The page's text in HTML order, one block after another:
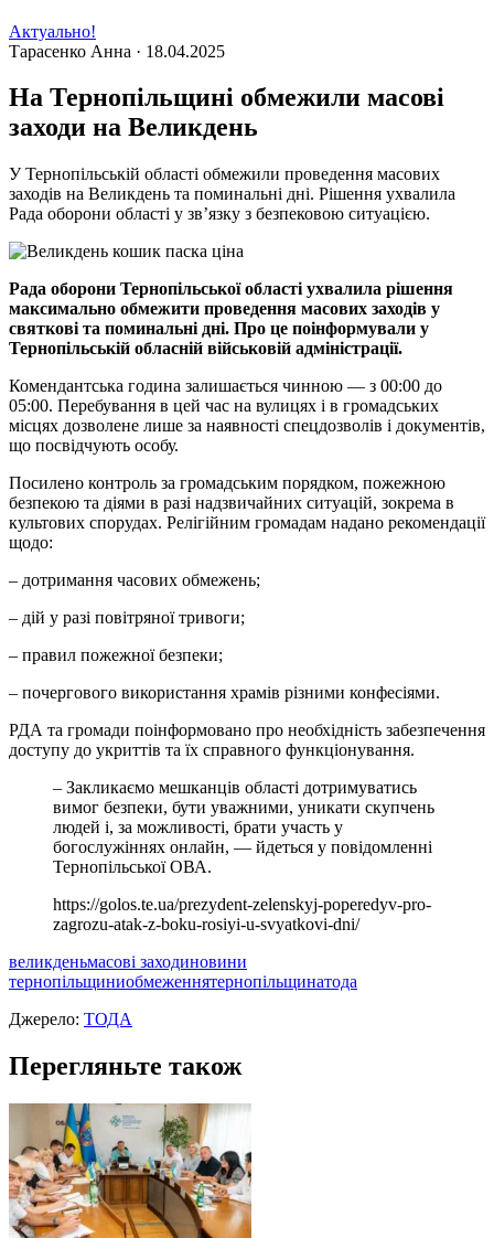
Актуально!
Тарасенко Анна · 18.04.2025
На Тернопільщині обмежили масові
заходи на Великдень
У Тернопільській області обмежили проведення масових
заходів на Великдень та поминальні дні. Рішення ухвалила
Рада оборони області у зв’язку з безпековою ситуацією.
Рада оборони Тернопільської області ухвалила рішення
максимально обмежити проведення масових заходів у
святкові та поминальні дні. Про це поінформували у
Тернопільській обласній військовій адміністрації.
Комендантська година залишається чинною — з 00:00 до
05:00. Перебування в цей час на вулицях і в громадських
місцях дозволене лише за наявності спецдозволів і документів,
що посвідчують особу.
Посилено контроль за громадським порядком, пожежною
безпекою та діями в разі надзвичайних ситуацій, зокрема в
культових спорудах. Релігійним громадам надано рекомендації
щодо:
– дотримання часових обмежень;
– дій у разі повітряної тривоги;
– правил пожежної безпеки;
– почергового використання храмів різними конфесіями.
РДА та громади поінформовано про необхідність забезпечення
доступу до укриттів та їх справного функціонування.
– Закликаємо мешканців області дотримуватись
вимог безпеки, бути уважними, уникати скупчень
людей і, за можливості, брати участь у
богослужіннях онлайн, — йдеться у повідомленні
Тернопільської ОВА.
https://golos.te.ua/prezydent-zelenskyj-poperedyv-pro-
zagrozu-atak-z-boku-rosiyi-u-svyatkovi-dni/
великденьмасові заходиновини
тернопільщиниобмеженнятернопільщинатода
Джерело: ТОДА
Перегляньте також